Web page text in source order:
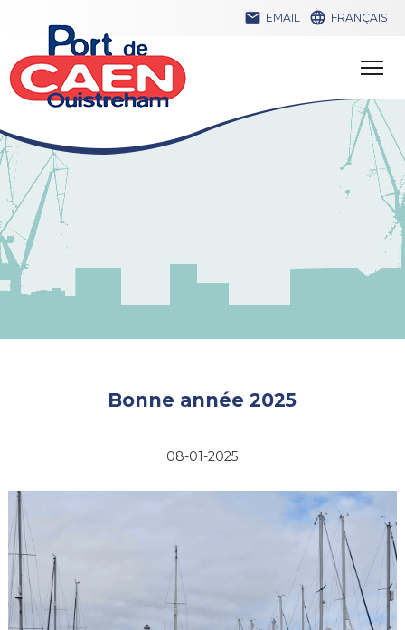
 EMAIL  FRANÇAIS
Bonne année 2025
08-01-2025